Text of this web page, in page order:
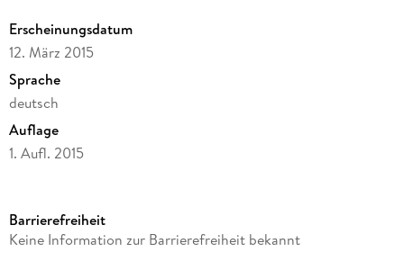
Erscheinungsdatum
12. März 2015
Sprache
deutsch
Auflage
1. Aufl. 2015
Laufzeit
Barrierefreiheit
Keine Information zur Barrierefreiheit bekannt